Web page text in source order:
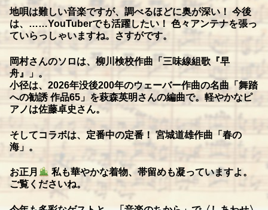
地唄は難しい音楽ですが、調べるほどに奥が深い！ 今後
は、……YouTuberでも活躍したい！ 色々アンテナを張っ
ていらっしゃいますね。さすがです。
岡村さんのソロは、柳川検校作曲「三味線組歌『早
舟』」。
小径は、2026年没後200年のウェーバー作曲の名曲「舞踏
への勧誘 作品65」を萩森英明さんの編曲で。軽やかなピ
アノは佐藤卓史さん。
そしてコラボは、定番中の定番！ 宮城道雄作曲「春の
海」。
お正月
私も華やかな着物、帯留めも凝っていますよ。
ご覧くださいね。